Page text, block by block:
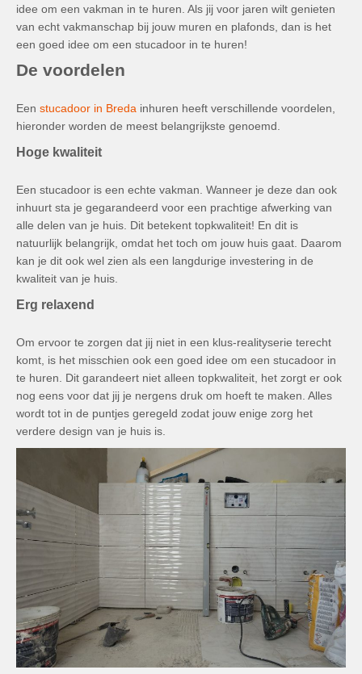
idee om een vakman in te huren. Als jij voor jaren wilt genieten
van echt vakmanschap bij jouw muren en plafonds, dan is het
een goed idee om een stucadoor in te huren!
De voordelen
Een stucadoor in Breda inhuren heeft verschillende voordelen,
hieronder worden de meest belangrijkste genoemd.
Hoge kwaliteit
Een stucadoor is een echte vakman. Wanneer je deze dan ook
inhuurt sta je gegarandeerd voor een prachtige afwerking van
alle delen van je huis. Dit betekent topkwaliteit! En dit is
natuurlijk belangrijk, omdat het toch om jouw huis gaat. Daarom
kan je dit ook wel zien als een langdurige investering in de
kwaliteit van je huis.
Erg relaxend
Om ervoor te zorgen dat jij niet in een klus-realityserie terecht
komt, is het misschien ook een goed idee om een stucadoor in
te huren. Dit garandeert niet alleen topkwaliteit, het zorgt er ook
nog eens voor dat jij je nergens druk om hoeft te maken. Alles
wordt tot in de puntjes geregeld zodat jouw enige zorg het
verdere design van je huis is.